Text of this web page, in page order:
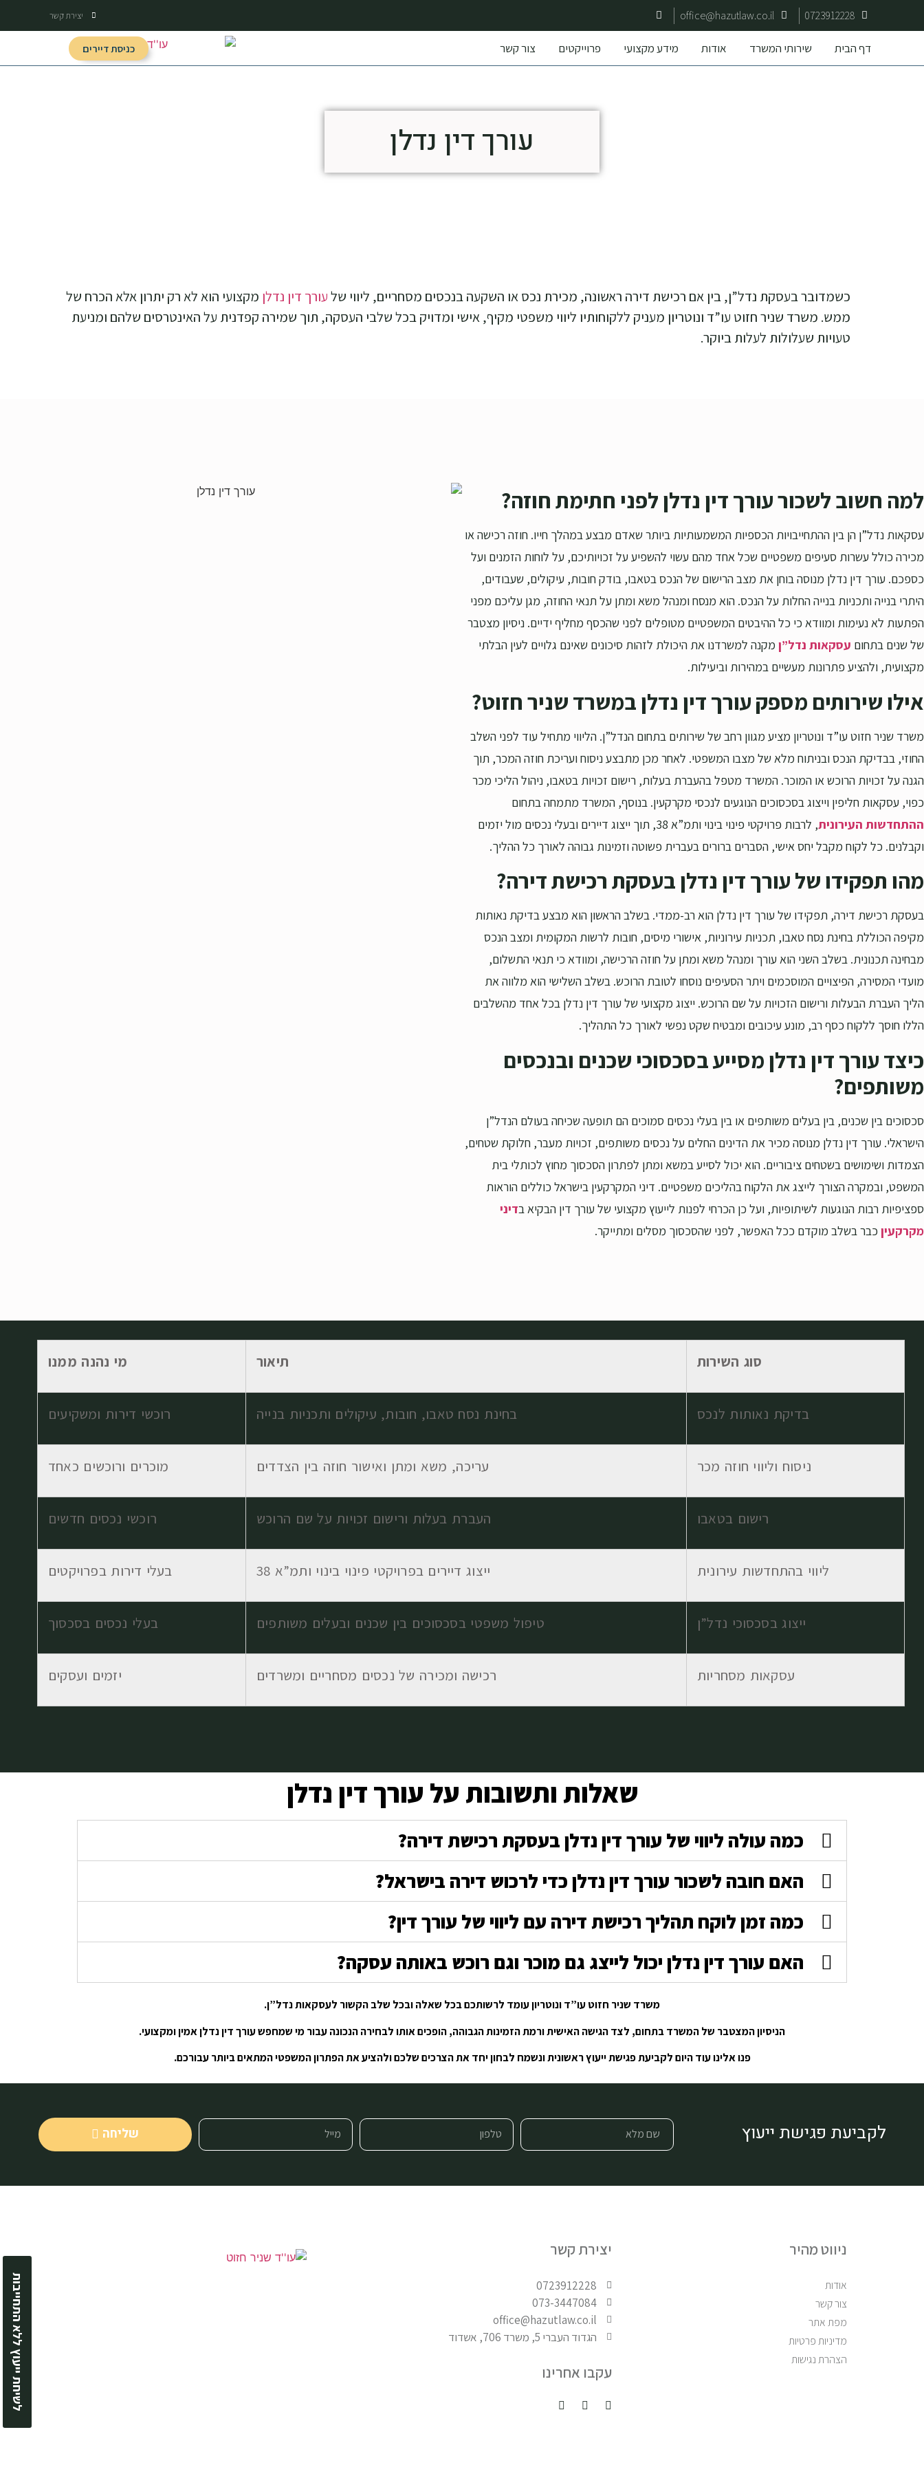
0723912228
office@hazutlaw.co.il יצירת קשר
דף הבית שירותי המשרד אודות מידע מקצועי פרוייקטים צור קשר כניסת דיירים
עורך דין נדלן
כשמדובר בעסקת נדל”ן, בין אם רכישת דירה ראשונה, מכירת נכס או השקעה בנכסים מסחריים, ליווי שלעורך דין נדלן מקצועי הוא לא רק יתרון אלא הכרח של
ממש. משרד שניר חזוט עו”ד ונוטריון מעניק ללקוחותיו ליווי משפטי מקיף, אישי ומדויק בכל שלבי העסקה, תוך שמירה קפדנית על האינטרסים שלהם ומניעת
טעויות שעלולות לעלות ביוקר.
למה חשוב לשכור עורך דין נדלן לפני חתימת חוזה?
עסקאות נדל”ן הן בין ההתחייבויות הכספיות המשמעותיות ביותר שאדם מבצע במהלך חייו. חוזה רכישה או
מכירה כולל עשרות סעיפים משפטיים שכל אחד מהם עשוי להשפיע על זכויותיכם, על לוחות הזמנים ועל
כספכם. עורך דין נדלן מנוסה בוחן את מצב הרישום של הנכס בטאבו, בודק חובות, עיקולים, שעבודים,
היתרי בנייה ותכניות בנייה החלות על הנכס. הוא מנסח ומנהל משא ומתן על תנאי החוזה, מגן עליכם מפני
הפתעות לא נעימות ומוודא כי כל ההיבטים המשפטיים מטופלים לפני שהכסף מחליף ידיים. ניסיון מצטבר
של שנים בתחום עסקאות נדל”ן מקנה למשרדנו את היכולת לזהות סיכונים שאינם גלויים לעין הבלתי
מקצועית, ולהציע פתרונות מעשיים במהירות וביעילות.
אילו שירותים מספק עורך דין נדלן במשרד שניר חזוט?
משרד שניר חזוט עו”ד ונוטריון מציע מגוון רחב של שירותים בתחום הנדל”ן. הליווי מתחיל עוד לפני השלב
החוזי, בבדיקת הנכס ובניתוח מלא של מצבו המשפטי. לאחר מכן מתבצע ניסוח ועריכת חוזה המכר, תוך
הגנה על זכויות הרוכש או המוכר. המשרד מטפל בהעברת בעלות, רישום זכויות בטאבו, ניהול הליכי מכר
כפוי, עסקאות חליפין וייצוג בסכסוכים הנוגעים לנכסי מקרקעין. בנוסף, המשרד מתמחה בתחום
ההתחדשות העירונית
, לרבות פרויקטי פינוי בינוי ותמ”א 38, תוך ייצוג דיירים ובעלי נכסים מול יזמים
וקבלנים. כל לקוח מקבל יחס אישי, הסברים ברורים בעברית פשוטה וזמינות גבוהה לאורך כל ההליך.
מהו תפקידו של עורך דין נדלן בעסקת רכישת דירה?
בעסקת רכישת דירה, תפקידו של עורך דין נדלן הוא רב-ממדי. בשלב הראשון הוא מבצע בדיקת נאותות
מקיפה הכוללת בחינת נסח טאבו, תכניות עירוניות, אישורי מיסים, חובות לרשות המקומית ומצב הנכס
מבחינה תכנונית. בשלב השני הוא עורך ומנהל משא ומתן על חוזה הרכישה, ומוודא כי תנאי התשלום,
מועדי המסירה, הפיצויים המוסכמים ויתר הסעיפים נוסחו לטובת הרוכש. בשלב השלישי הוא מלווה את
הליך העברת הבעלות ורישום הזכויות על שם הרוכש. ייצוג מקצועי של עורך דין נדלן בכל אחד מהשלבים
הללו חוסך ללקוח כסף רב, מונע עיכובים ומבטיח שקט נפשי לאורך כל התהליך.
כיצד עורך דין נדלן מסייע בסכסוכי שכנים ובנכסים
משותפים?
סכסוכים בין שכנים, בין בעלים משותפים או בין בעלי נכסים סמוכים הם תופעה שכיחה בעולם הנדל”ן
הישראלי. עורך דין נדלן מנוסה מכיר את הדינים החלים על נכסים משותפים, זכויות מעבר, חלוקת שטחים,
הצמדות ושימושים בשטחים ציבוריים. הוא יכול לסייע במשא ומתן לפתרון הסכסוך מחוץ לכותלי בית
המשפט, ובמקרה הצורך לייצג את הלקוח בהליכים משפטיים. דיני המקרקעין בישראל כוללים הוראות
ספציפיות רבות הנוגעות לשיתופיות, ועל כן הכרחי לפנות לייעוץ מקצועי של עורך דין הבקיא בדיני
מקרקעין כבר בשלב מוקדם ככל האפשר, לפני שהסכסוך מסלים ומתייקר.
סוג השירות תיאור מי נהנה ממנו
בדיקת נאותות לנכס בחינת נסח טאבו, חובות, עיקולים ותכניות בנייה רוכשי דירות ומשקיעים
ניסוח וליווי חוזה מכר עריכה, משא ומתן ואישור חוזה בין הצדדים מוכרים ורוכשים כאחד
רישום בטאבו העברת בעלות ורישום זכויות על שם הרוכש רוכשי נכסים חדשים
ליווי בהתחדשות עירונית ייצוג דיירים בפרויקטי פינוי בינוי ותמ”א 38 בעלי דירות בפרויקטים
ייצוג בסכסוכי נדל”ן טיפול משפטי בסכסוכים בין שכנים ובעלים משותפים בעלי נכסים בסכסוך
עסקאות מסחריות רכישה ומכירה של נכסים מסחריים ומשרדים יזמים ועסקים
שאלות ותשובות על עורך דין נדלן
כמה עולה ליווי של עורך דין נדלן בעסקת רכישת דירה?
האם חובה לשכור עורך דין נדלן כדי לרכוש דירה בישראל?
כמה זמן לוקח תהליך רכישת דירה עם ליווי של עורך דין?
האם עורך דין נדלן יכול לייצג גם מוכר וגם רוכש באותה עסקה?
משרד שניר חזוט עו”ד ונוטריון עומד לרשותכם בכל שאלה ובכל שלב הקשור לעסקאות נדל”ן.
הניסיון המצטבר של המשרד בתחום, לצד הגישה האישית ורמת הזמינות הגבוהה, הופכים אותו לבחירה הנכונה עבור מי שמחפש עורך דין נדלן אמין ומקצועי.
פנו אלינו עוד היום לקביעת פגישת ייעוץ ראשונית ונשמח לבחון יחד את הצרכים שלכם ולהציע את הפתרון המשפטי המתאים ביותר עבורכם.
לקביעת פגישת ייעוץ שליחה
ניווט מהיר
אודות
צור קשר
מפת אתר
מדיניות פרטיות
הצהרת נגישות
יצירת קשר
0723912228
073-3447084
office@hazutlaw.co.il
הגדוד העברי 5, משרד 706, אשדוד
עקבו אחרינו לשיחת ייעוץ ללא התחייבות